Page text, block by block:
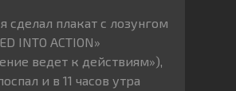
сделал плакат с лозунгом
INTO ACTION»
ведет к действиям»),
и в 11 часов утра